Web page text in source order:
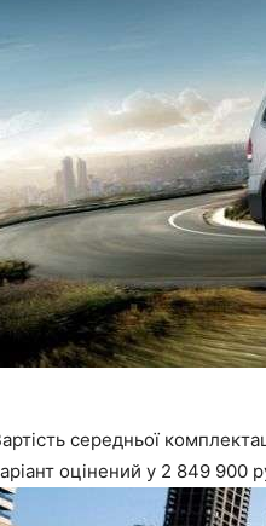
середньої
оцінений у 2 849 900